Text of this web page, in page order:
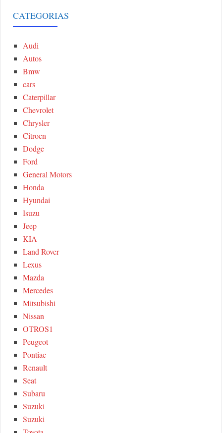
r
c
CATEGORIAS
Audi
Autos
Bmw
cars
Caterpillar
Chevrolet
Chrysler
Citroen
Dodge
Ford
General Motors
Honda
Hyundai
Isuzu
Jeep
KIA
Land Rover
Lexus
Mazda
Mercedes
Mitsubishi
Nissan
OTROS1
Peugeot
Pontiac
Renault
Seat
Subaru
Suzuki
Suzuki